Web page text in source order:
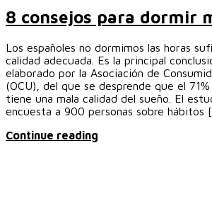
8 consejos para dormir
Los españoles no dormimos las horas
calidad adecuada. Es la principal
elaborado por la Asociación de
(OCU), del que se desprende que el
tiene una mala calidad del sueño. El
encuesta a 900 personas sobre hábitos
Continue reading